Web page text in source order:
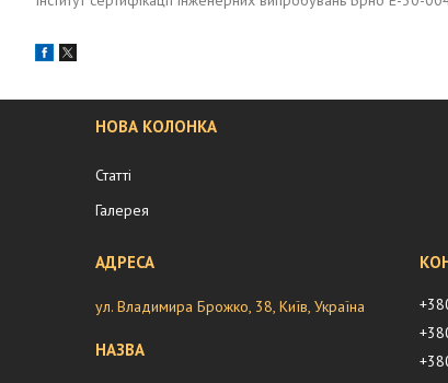
НОВА КОЛОНКА
Статті
Галерея
ул. Владимира Брожко, 38, Київ, Україна